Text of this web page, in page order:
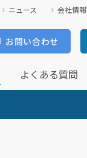
お問い合わせ
よくある質問
ニュース 会社情報